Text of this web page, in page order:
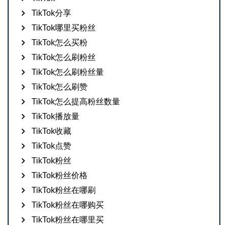
TikTok分享
TikTok哪里买粉丝
TikTok怎么买粉
TikTok怎么刷粉丝
TikTok怎么刷粉丝量
TikTok怎么刷赞
TikTok怎么提高粉丝数量
TikTok播放量
TikTok收藏
TikTok点赞
TikTok粉丝
TikTok粉丝价格
TikTok粉丝在哪刷
TikTok粉丝在哪购买
TikTok粉丝在哪里买